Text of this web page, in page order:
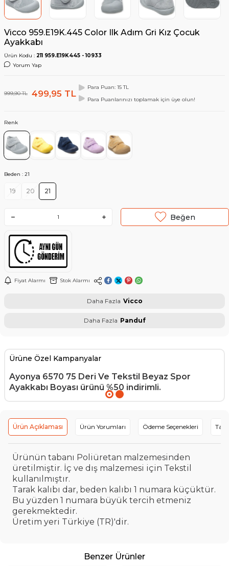
Vicco 959.E19K.445 Color Ilk Adım Gri Kız Çocuk
Ayakkabı
Ürün Kodu : 211 959.E19K445 - 10933
Yorum Yap
999,90TL 499,95 TL
Para Puan: 15 TL
Para Puanlarınızı toplamak için üye olun!
Renk
Beden : 21
19 20 21
Beğen
Fiyat Alarmı Stok Alarmı
Daha Fazla Vicco
Daha Fazla Panduf
Ürüne Özel Kampanyalar
Ayonya 6570 75 Deri Ve Tekstil Beyaz Spor
Ayakkabı Boyası ürünü %50 indirimli.
Ürün Açıklaması Ürün Yorumları Ödeme Seçenekleri
Ürünün tabanı Poliüretan malzemesinden
üretilmiştir. İç ve dış malzemesi için Tekstil
kullanılmıştır.
Tarak kalıbı dar, beden kalıbı 1 numara küçüktür.
Bu yüzden 1 numara büyük tercih etmeniz
gerekmektedir.
Üretim yeri Türkiye (TR)'dir.
Benzer Ürünler